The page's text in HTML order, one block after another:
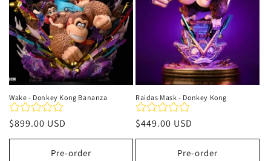
Wake - Donkey Kong Bananza
Precio
habitual
$899.00 USD
Pre-order
Raidas Mask - Donkey Kong
Precio
habitual
$449.00 USD
Pre-order